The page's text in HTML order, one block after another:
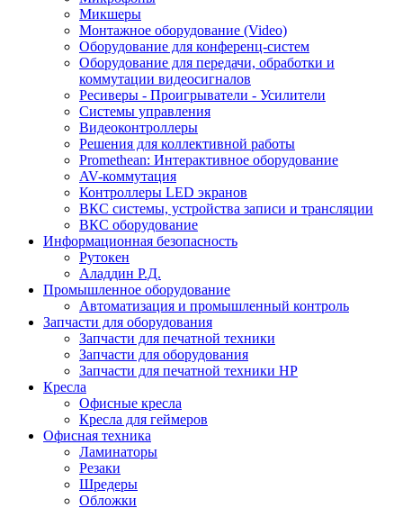
Микшеры
Монтажное оборудование (Video)
Оборудование для конференц-систем
Оборудование для передачи, обработки и
коммутации видеосигналов
Ресиверы - Проигрыватели - Усилители
Системы управления
Видеоконтроллеры
Решения для коллективной работы
Promethean: Интерактивное оборудование
AV-коммутация
Контроллеры LED экранов
ВКС системы, устройства записи и трансляции
ВКС оборудование
Информационная безопасность
Рутокен
Аладдин Р.Д.
Промышленное оборудование
Автоматизация и промышленный контроль
Запчасти для оборудования
Запчасти для печатной техники
Запчасти для оборудования
Запчасти для печатной техники HP
Кресла
Офисные кресла
Кресла для геймеров
Офисная техника
Ламинаторы
Резаки
Шредеры
Обложки